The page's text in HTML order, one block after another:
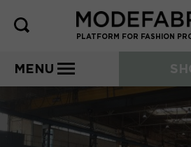
PLATFORM FOR FASHION
MENU